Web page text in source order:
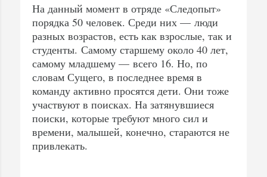
На данный момент в отряде «Следопыт»
порядка 50 человек. Среди них — люди
разных возрастов, есть как взрослые, так и
студенты. Самому старшему около 40 лет,
самому младшему — всего 16. Но, по
словам Сущего, в последнее время в
команду активно просятся дети. Они тоже
участвуют в поисках. На затянувшиеся
поиски, которые требуют много сил и
времени, малышей, конечно, стараются не
привлекать.